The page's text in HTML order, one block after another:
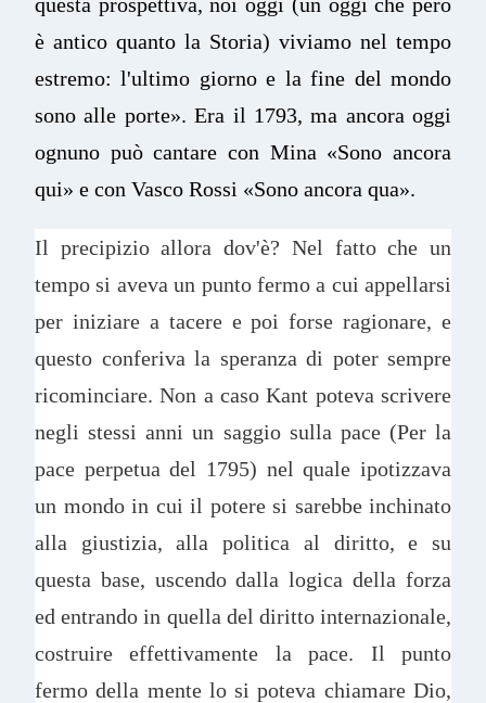
è antico quanto la Storia) viviamo nel tempo
estremo: l'ultimo giorno e la fine del mondo
sono alle porte». Era il 1793, ma ancora oggi
ognuno può cantare con Mina «Sono ancora
qui» e con Vasco Rossi «Sono ancora qua».
Il precipizio allora dov'è? Nel fatto che un
tempo si aveva un punto fermo a cui appellarsi
per iniziare a tacere e poi forse ragionare, e
questo conferiva la speranza di poter sempre
ricominciare. Non a caso Kant poteva scrivere
negli stessi anni un saggio sulla pace (Per la
pace perpetua del 1795) nel quale ipotizzava
un mondo in cui il potere si sarebbe inchinato
alla giustizia, alla politica al diritto, e su
questa base, uscendo dalla logica della forza
ed entrando in quella del diritto internazionale,
costruire effettivamente la pace. Il punto
fermo della mente lo si poteva chiamare Dio,